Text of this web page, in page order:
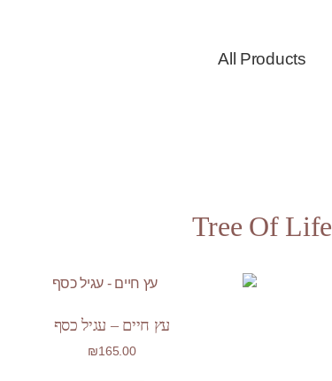
All Products
Tree Of Life
עץ חיים – עגיל כסף
₪165.00